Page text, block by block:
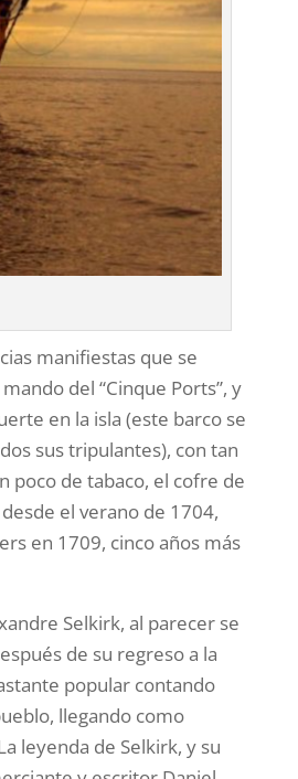
manifiestas que se
del “Cinque Ports”, y
en la isla (este barco se
sus tripulantes), con tan
poco de tabaco, el cofre de
el verano de 1704,
en 1709, cinco años más
Selkirk, al parecer se
de su regreso a la
popular contando
llegando como
leyenda de Selkirk, y su